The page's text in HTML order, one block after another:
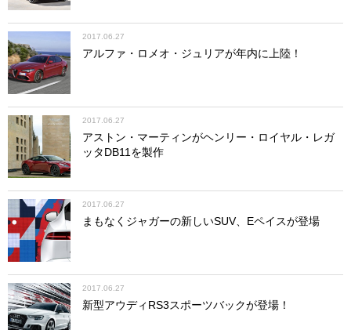
2017.06.27
アルファ・ロメオ・ジュリアが年内に上陸！
2017.06.27
アストン・マーティンがヘンリー・ロイヤル・レガ
ッタDB11を製作
2017.06.27
まもなくジャガーの新しいSUV、Eペイスが登場
2017.06.27
新型アウディRS3スポーツバックが登場！